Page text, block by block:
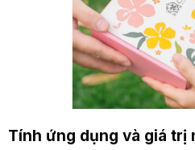
Tính ứng dụng và giá trị